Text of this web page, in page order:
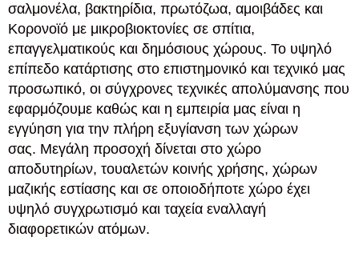
σαλμονέλα, βακτηρίδια, πρωτόζωα, αμοιβάδες και
Κορονοϊό με μικροβιοκτονίες σε σπίτια,
επαγγελματικούς και δημόσιους χώρους. Το υψηλό
επίπεδο κατάρτισης στο επιστημονικό και τεχνικό μας
προσωπικό, οι σύγχρονες τεχνικές απολύμανσης που
εφαρμόζουμε καθώς και η εμπειρία μας είναι η
εγγύηση για την πλήρη εξυγίανση των χώρων
σας. Μεγάλη προσοχή δίνεται στο χώρο
αποδυτηρίων, τουαλετών κοινής χρήσης, χώρων
μαζικής εστίασης και σε οποιοδήποτε χώρο έχει
υψηλό συγχρωτισμό και ταχεία εναλλαγή
διαφορετικών ατόμων.